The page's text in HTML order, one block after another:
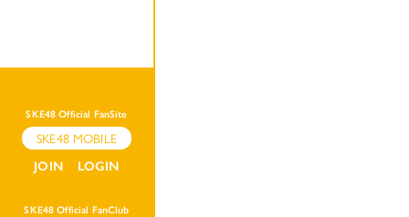
SKE48 Official FanSite
SKE48 MOBILE
JOIN LOGIN
SKE48 Official FanClub